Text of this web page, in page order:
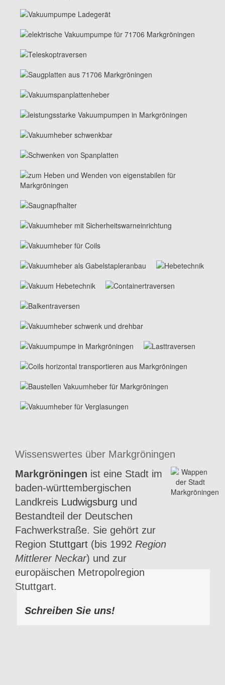
Wissenswertes über Markgröningen
Markgröningen ist eine Stadt im
baden-württembergischen
Landkreis Ludwigsburg und
Bestandteil der Deutschen
Fachwerkstraße. Sie gehört zur
Region Stuttgart (bis 1992 Region
Mittlerer Neckar) und zur
europäischen Metropolregion
Stuttgart.
Schreiben Sie uns!